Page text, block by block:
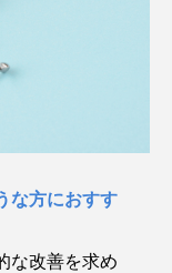
な方におすす
な改善を求め